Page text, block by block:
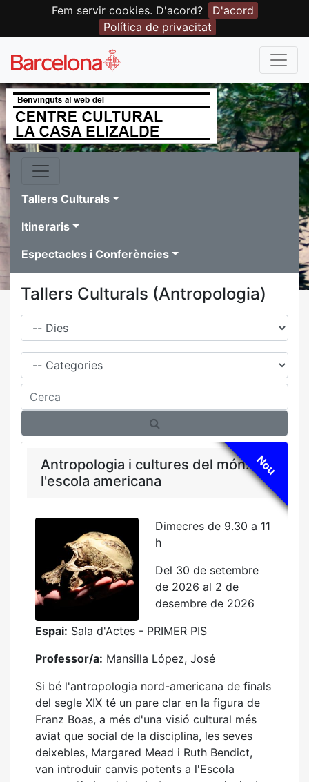
Fem servir cookies. D'acord?
D'acord
Política de privacitat
Tallers Culturals
Itineraris
Espectacles i Conferències
Tallers Culturals (Antropologia)
Dies
Família
Cerca
Nou
Antropologia i cultures del món:
l'escola americana
Dimecres de 9.30 a 11
h
Del 30 de setembre
de 2026 al 2 de
desembre de 2026
Espai: Sala d'Actes - PRIMER PIS
Professor/a: Mansilla López, José
Si bé l'antropologia nord-americana de finals
del segle XIX té un pare clar en la figura de
Franz Boas, a més d'una visió cultural més
aviat que social de la disciplina, les seves
deixebles, Margared Mead i Ruth Bendict,
van introduir canvis potents a l'Escola